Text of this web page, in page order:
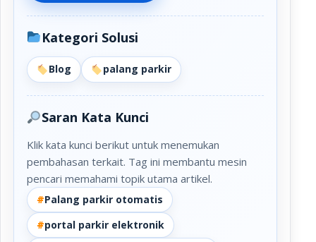
Kategori Solusi
Blog palang parkir
Saran Kata Kunci
Klik kata kunci berikut untuk menemukan
pembahasan terkait. Tag ini membantu mesin
pencari memahami topik utama artikel.
#Palang parkir otomatis
#portal parkir elektronik